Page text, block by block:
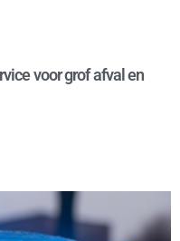
voor grof afval en